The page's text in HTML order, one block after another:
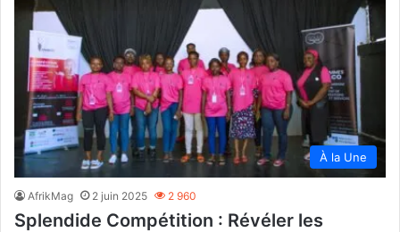
À la Une
AfrikMag 2 juin 2025 2 960
Splendide Compétition : Révéler les